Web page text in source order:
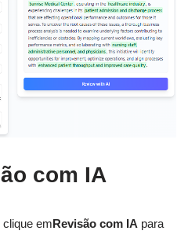
com IA
clique emRevisão com IA para